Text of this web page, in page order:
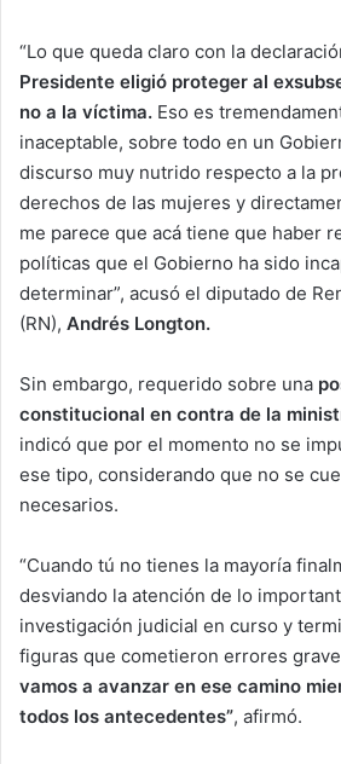
“Lo que queda claro con la
Presidente eligió proteger al
no a la víctima. Eso es
inaceptable, sobre todo en un
discurso muy nutrido respecto a la
derechos de las mujeres y
me parece que acá tiene que haber
políticas que el Gobierno ha sido
determinar”, acusó el diputado de
(RN), Andrés Longton.
Sin embargo, requerido sobre una
constitucional en contra de la
indicó que por el momento no se
ese tipo, considerando que no se
necesarios.
“Cuando tú no tienes la mayoría
desviando la atención de lo
investigación judicial en curso y
figuras que cometieron errores
vamos a avanzar en ese camino
todos los antecedentes”, afirmó.